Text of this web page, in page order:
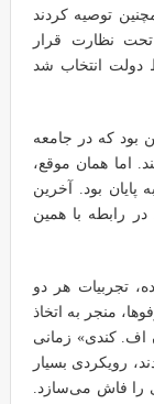
توصیه کردند
نظارت قرار
دولت انتخاب شد
بود که در جامعه
اما همان موقع،
بود. آخرین
رابطه با همین
تجربیات هر دو
منجر به اتخاذ
اف. کندی» زمانی
رویکردی بسیار
را فاش می‌سازد.